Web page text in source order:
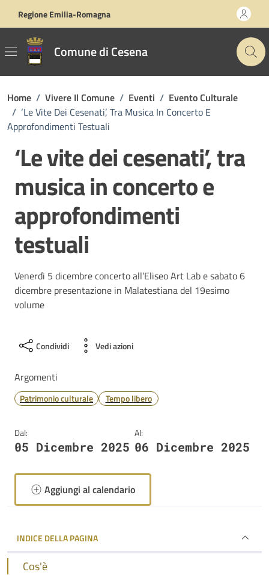
Regione Emilia-Romagna
Comune di Cesena
Home / Vivere Il Comune / Eventi / Evento Culturale
/ ‘Le Vite Dei Cesenati’, Tra Musica In Concerto E
Approfondimenti Testuali
‘Le vite dei cesenati’, tra
musica in concerto e
approfondimenti
testuali
Venerdì 5 dicembre concerto all’Eliseo Art Lab e sabato 6
dicembre presentazione in Malatestiana del 19esimo
volume
Condividi Vedi azioni
Argomenti
Patrimonio culturale Tempo libero
Dal:
05 Dicembre 2025
Al:
06 Dicembre 2025
Aggiungi al calendario
INDICE DELLA PAGINA
Cos'è